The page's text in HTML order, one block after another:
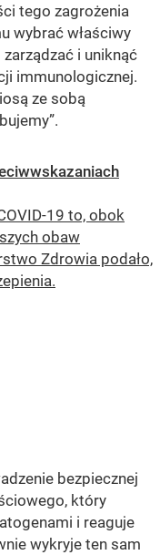
tego zagrożenia
wybrać właściwy
i uniknąć
immunologicznej.
ze sobą
19 to, obok
obaw
Zdrowia podało,
bezpiecznej
który
i reaguje
wykryje ten sam